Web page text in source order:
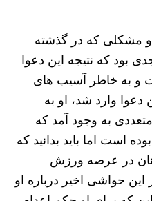
مشکلی که در گذشته
بود که نتیجه این دعوا
و به خاطر آسیب های
وارد شد، او به
به وجود آمد که
است اما باید بدانید که
در عرصه ورزش
حواشی اخیر درباره او